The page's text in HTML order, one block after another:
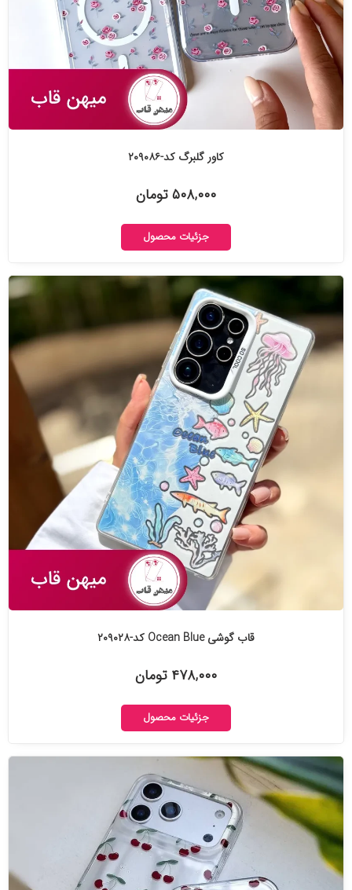
کاور گلبرگ کد-۲۰۹۰۸۶
۵۰۸,۰۰۰ تومان
جزئیات محصول
قاب گوشی Ocean Blue کد-۲۰۹۰۲۸
۴۷۸,۰۰۰ تومان
جزئیات محصول